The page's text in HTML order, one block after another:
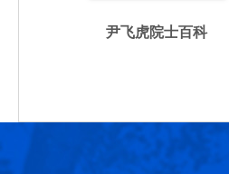
尹飞虎院士百科